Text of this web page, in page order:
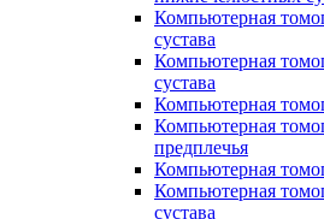
Компьютерная
сустава
Компьютерная
сустава
Компьютерная
Компьютерная
предплечья
Компьютерная
Компьютерная
сустава